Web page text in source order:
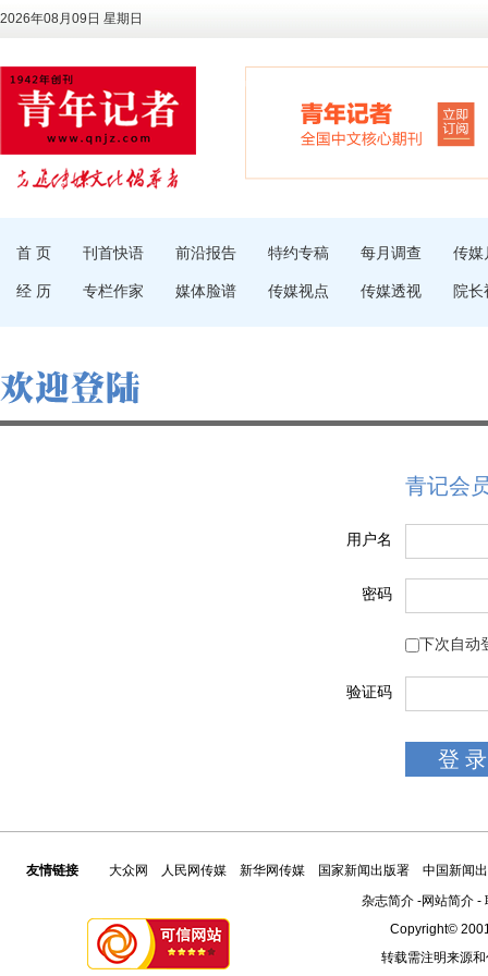
2026年08月09日 星期日
首 页 刊首快语 前沿报告 特约专稿 每月调查 传媒
经 历 专栏作家 媒体脸谱 传媒视点 传媒透视 院长
青记会
用户名
密码
下次自动
验证码
友情链接 大众网 人民网传媒 新华网传媒 国家新闻出版署
中国新闻
杂志简介 -网站简介 -
Copyright©
转载需注明来源